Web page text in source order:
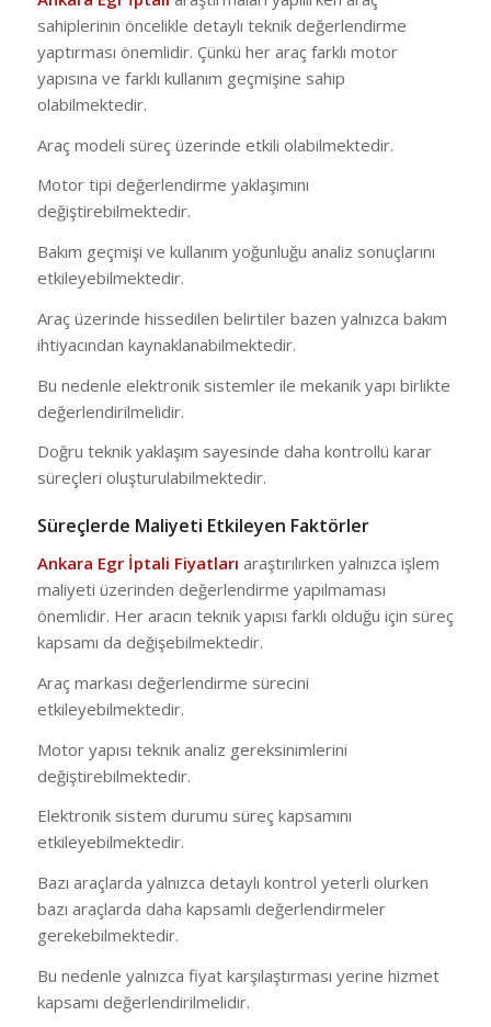
sahiplerinin öncelikle detaylı teknik değerlendirme
yaptırması önemlidir. Çünkü her araç farklı motor
yapısına ve farklı kullanım geçmişine sahip
olabilmektedir.
Araç modeli süreç üzerinde etkili olabilmektedir.
Motor tipi değerlendirme yaklaşımını
değiştirebilmektedir.
Bakım geçmişi ve kullanım yoğunluğu analiz sonuçlarını
etkileyebilmektedir.
Araç üzerinde hissedilen belirtiler bazen yalnızca bakım
ihtiyacından kaynaklanabilmektedir.
Bu nedenle elektronik sistemler ile mekanik yapı birlikte
değerlendirilmelidir.
Doğru teknik yaklaşım sayesinde daha kontrollü karar
süreçleri oluşturulabilmektedir.
Süreçlerde Maliyeti Etkileyen Faktörler
Ankara Egr İptali Fiyatları araştırılırken yalnızca işlem
maliyeti üzerinden değerlendirme yapılmaması
önemlidir. Her aracın teknik yapısı farklı olduğu için süreç
kapsamı da değişebilmektedir.
Araç markası değerlendirme sürecini
etkileyebilmektedir.
Motor yapısı teknik analiz gereksinimlerini
değiştirebilmektedir.
Elektronik sistem durumu süreç kapsamını
etkileyebilmektedir.
Bazı araçlarda yalnızca detaylı kontrol yeterli olurken
bazı araçlarda daha kapsamlı değerlendirmeler
gerekebilmektedir.
Bu nedenle yalnızca fiyat karşılaştırması yerine hizmet
kapsamı değerlendirilmelidir.